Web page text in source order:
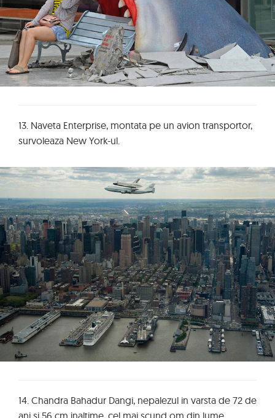
13. Naveta Enterprise, montata pe un avion transportor,
survoleaza New York-ul.
14. Chandra Bahadur Dangi, nepalezul in varsta de 72 de
ani si 56 cm inaltime, cel mai scund om din lume.